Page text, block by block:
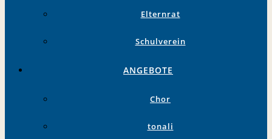
Elternrat
Schulverein
ANGEBOTE
Chor
tonali